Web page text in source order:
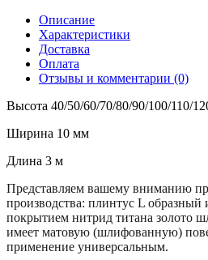
Описание
Характеристики
Доставка
Оплата
Отзывы и комментарии (0)
Высота 40/50/60/70/80/90/100/110/
Ширина 10 мм
Длина 3 м
Представляем вашему вниманию
производства: плинтус L
покрытием нитрид титана золото
имеет матовую (шлифованную)
применение универсальным.